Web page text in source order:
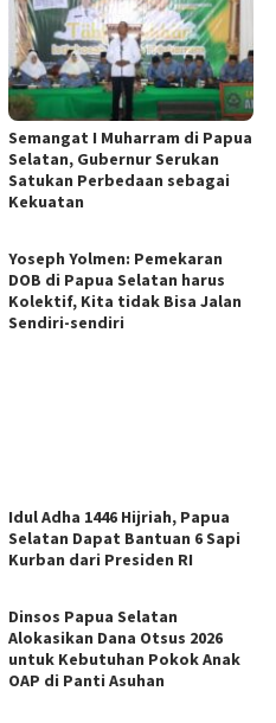
Semangat I Muharram di Papua
Selatan, Gubernur Serukan
Satukan Perbedaan sebagai
Kekuatan
Yoseph Yolmen: Pemekaran
DOB di Papua Selatan harus
Kolektif, Kita tidak Bisa Jalan
Sendiri-sendiri
Idul Adha 1446 Hijriah, Papua
Selatan Dapat Bantuan 6 Sapi
Kurban dari Presiden RI
Dinsos Papua Selatan
Alokasikan Dana Otsus 2026
untuk Kebutuhan Pokok Anak
OAP di Panti Asuhan